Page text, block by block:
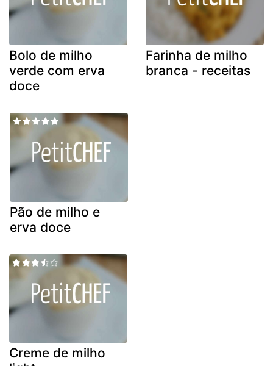
Bolo de milho
verde com erva
doce
Farinha de milho
branca - receitas
Pão de milho e
erva doce
Creme de milho